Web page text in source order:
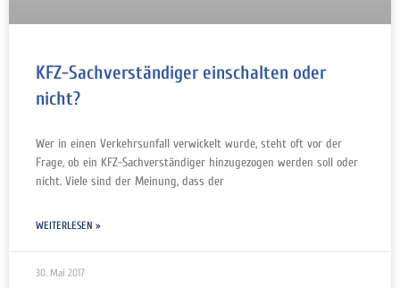
KFZ-Sachverständiger einschalten oder
nicht?
Wer in einen Verkehrsunfall verwickelt wurde, steht oft vor der
Frage, ob ein KFZ-Sachverständiger hinzugezogen werden soll oder
nicht. Viele sind der Meinung, dass der
WEITERLESEN »
30. Mai 2017